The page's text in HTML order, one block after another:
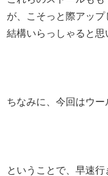
が、こそっと際アッ
結構いらっしゃると思
ちなみに、今回はウー
ということで、早速行